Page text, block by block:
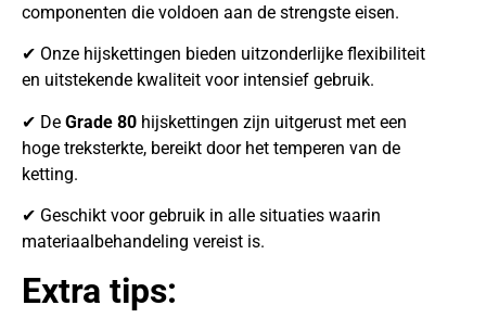
componenten die voldoen aan de strengste eisen.
✔ Onze hijskettingen bieden uitzonderlijke flexibiliteit
en uitstekende kwaliteit voor intensief gebruik.
✔ De Grade 80 hijskettingen zijn uitgerust met een
hoge treksterkte, bereikt door het temperen van de
ketting.
✔ Geschikt voor gebruik in alle situaties waarin
materiaalbehandeling vereist is.
Extra tips: